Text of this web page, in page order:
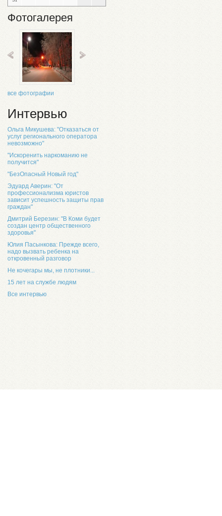
Фотогалерея
все фотографии
Интервью
Ольга Микушева: "Отказаться от
услуг регионального оператора
невозможно"
"Искоренить наркоманию не
получится"
"БезОпасный Новый год"
Эдуард Аверин: "От
профессионализма юристов
зависит успешность защиты прав
граждан"
Дмитрий Березин: "В Коми будет
создан центр общественного
здоровья"
Юлия Пасынкова: Прежде всего,
надо вызвать ребенка на
откровенный разговор
Не кочегары мы, не плотники...
15 лет на службе людям
Все интервью